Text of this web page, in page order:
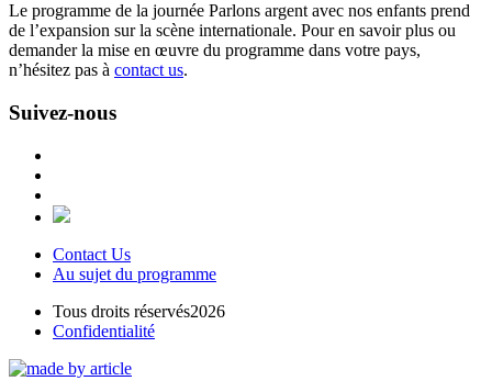
Le programme de la journée Parlons argent avec nos enfants prend
de l’expansion sur la scène internationale. Pour en savoir plus ou
demander la mise en œuvre du programme dans votre pays,
n’hésitez pas à contact us.
Suivez-nous
Contact Us
Au sujet du programme
Tous droits réservés2026
Confidentialité